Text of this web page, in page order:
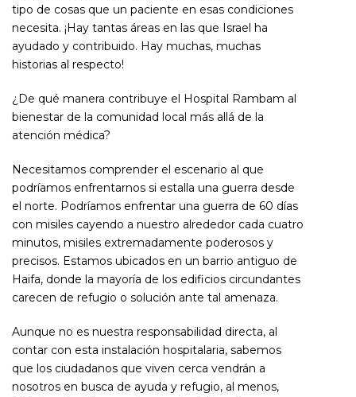
tipo de cosas que un paciente en esas condiciones
necesita. ¡Hay tantas áreas en las que Israel ha
ayudado y contribuido. Hay muchas, muchas
historias al respecto!
¿De qué manera contribuye el Hospital Rambam al
bienestar de la comunidad local más allá de la
atención médica?
Necesitamos comprender el escenario al que
podríamos enfrentarnos si estalla una guerra desde
el norte. Podríamos enfrentar una guerra de 60 días
con misiles cayendo a nuestro alrededor cada cuatro
minutos, misiles extremadamente poderosos y
precisos. Estamos ubicados en un barrio antiguo de
Haifa, donde la mayoría de los edificios circundantes
carecen de refugio o solución ante tal amenaza.
Aunque no es nuestra responsabilidad directa, al
contar con esta instalación hospitalaria, sabemos
que los ciudadanos que viven cerca vendrán a
nosotros en busca de ayuda y refugio, al menos,